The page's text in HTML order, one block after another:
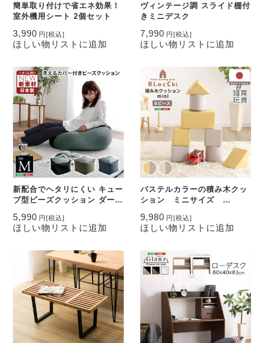
簡単取り付けで省エネ効果！
室外機用シート 2個セット
3,990 円[税込]
ほしい物リストに追加
ヴィンテージ調 スライド棚付
きミニデスク
7,990 円[税込]
ほしい物リストに追加
新配合でヘタリにくい キュー
ブ型ビーズクッション ダーク
モーブネオ- | ダークカラー
5,990 円[税込]
ほしい物リストに追加
パステルカラーの積み木クッ
ション ミニサイズ
ミニ－】 8個セット
9,980 円[税込]
ほしい物リストに追加